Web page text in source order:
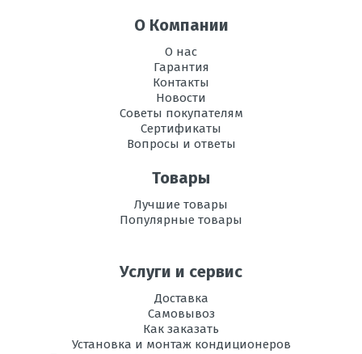
О Компании
О нас
Гарантия
Контакты
Новости
Советы покупателям
Сертификаты
Вопросы и ответы
Товары
Лучшие товары
Популярные товары
Услуги и сервис
Доставка
Самовывоз
Как заказать
Установка и монтаж кондиционеров